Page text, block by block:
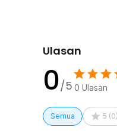
Fosi Audio IM4
baik untuk
open back in‑ear
dibanding IEM
yang cepat,
Ulasan
0/5 0 Ulasan
Semua 5 (0)